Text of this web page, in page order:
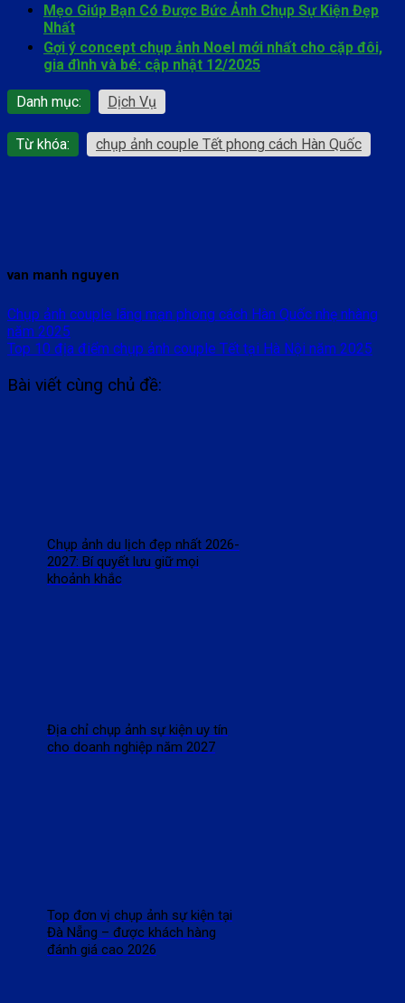
Mẹo Giúp Bạn Có Được Bức Ảnh Chụp Sự Kiện Đẹp
Nhất
Gợi ý concept chụp ảnh Noel mới nhất cho cặp đôi,
gia đình và bé: cập nhật 12/2025
Danh mục: Dịch Vụ
Từ khóa: chụp ảnh couple Tết phong cách Hàn Quốc
van manh nguyen
Chụp ảnh couple lãng mạn phong cách Hàn Quốc nhẹ nhàng
năm 2025
Top 10 địa điểm chụp ảnh couple Tết tại Hà Nội năm 2025
Bài viết cùng chủ đề:
Chụp ảnh du lịch đẹp nhất 2026-
2027: Bí quyết lưu giữ mọi
khoảnh khắc
Địa chỉ chụp ảnh sự kiện uy tín
cho doanh nghiệp năm 2027
Top đơn vị chụp ảnh sự kiện tại
Đà Nẵng – được khách hàng
đánh giá cao 2026